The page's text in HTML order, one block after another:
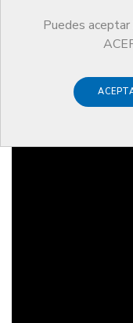
Puedes
oriol mitjà